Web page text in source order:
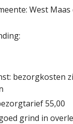
West
bezorgkosten
55,00
grind in